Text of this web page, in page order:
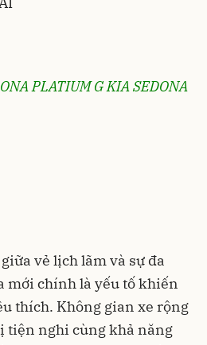
PLATIUM G KIA SEDONA
vẻ lịch lãm và sự đa
mới chính là yếu tố khiến
thích. Không gian xe rộng
tiện nghi cùng khả năng